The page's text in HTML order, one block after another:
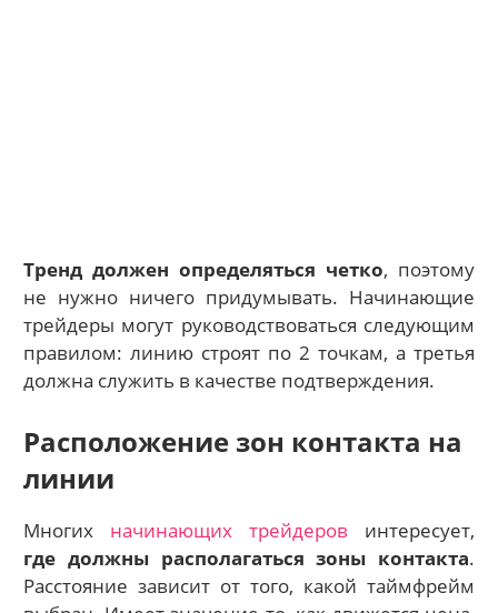
Тренд должен определяться четко, поэтому
не нужно ничего придумывать. Начинающие
трейдеры могут руководствоваться следующим
правилом: линию строят по 2 точкам, а третья
должна служить в качестве подтверждения.
Расположение зон контакта на
линии
Многих начинающих трейдеров интересует,
где должны располагаться зоны контакта.
Расстояние зависит от того, какой таймфрейм